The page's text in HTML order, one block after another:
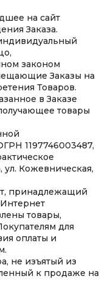
на сайт
Заказа.
законом
Заказы на
Товаров.
в Заказе
товары
1197746003487,
ул. Кожевническая,
принадлежащий
товары,
для
оплаты и
не изъятый из
к продаже на